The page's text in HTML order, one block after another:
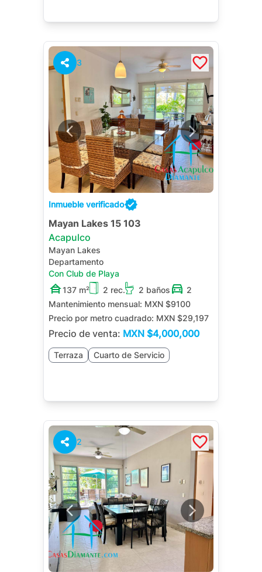
3
Inmueble verificado
Mayan Lakes 15 103
Acapulco
Mayan Lakes
Departamento
Con Club de Playa
137 m²
2 rec. 2 baños
2
Mantenimiento mensual: MXN $9100
Precio por metro cuadrado: MXN $29,197
Precio de venta: MXN $4,000,000
Terraza Cuarto de Servicio
2